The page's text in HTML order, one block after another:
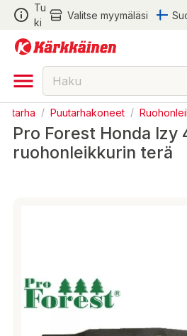
Tu
ki
Valitse myymäläsi
/ Puutarhakoneet /
Pro Forest Honda Izy
ruohonleikkurin terä